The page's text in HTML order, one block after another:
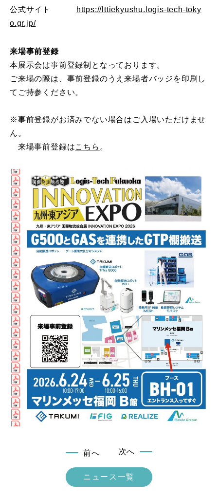
公式サイト
https://lttiekyushu.logis-tech-toky
o.gr.jp/
来場事前登録
本展示会は事前登録制となっております。
ご来場の際は、事前登録のうえ来場者バッジを印刷し
てご持参ください。
※事前登録がお済みでない場合はご入場いただけませ
ん。
来場事前登録はこちら 。
前へ
ニュース一覧
次へ